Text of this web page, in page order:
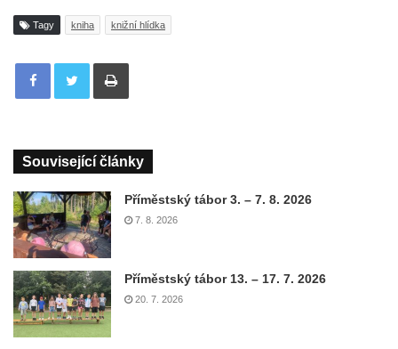
Tagy kniha knižní hlídka
Tisknout
Související články
Příměstský tábor 3. – 7. 8. 2026
7. 8. 2026
Příměstský tábor 13. – 17. 7. 2026
20. 7. 2026